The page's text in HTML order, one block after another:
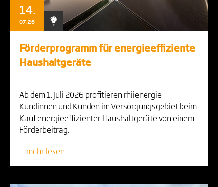
14.
07.26
Förderprogramm für energieeffiziente
Haushaltgeräte
Ab dem 1. Juli 2026 profitieren rhiienergie
Kundinnen und Kunden im Versorgungsgebiet beim
Kauf energieeffizienter Haushaltgeräte von einem
Förderbeitrag.
+ mehr lesen